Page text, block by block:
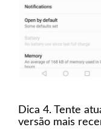
Dica 4. Tente
versão mais